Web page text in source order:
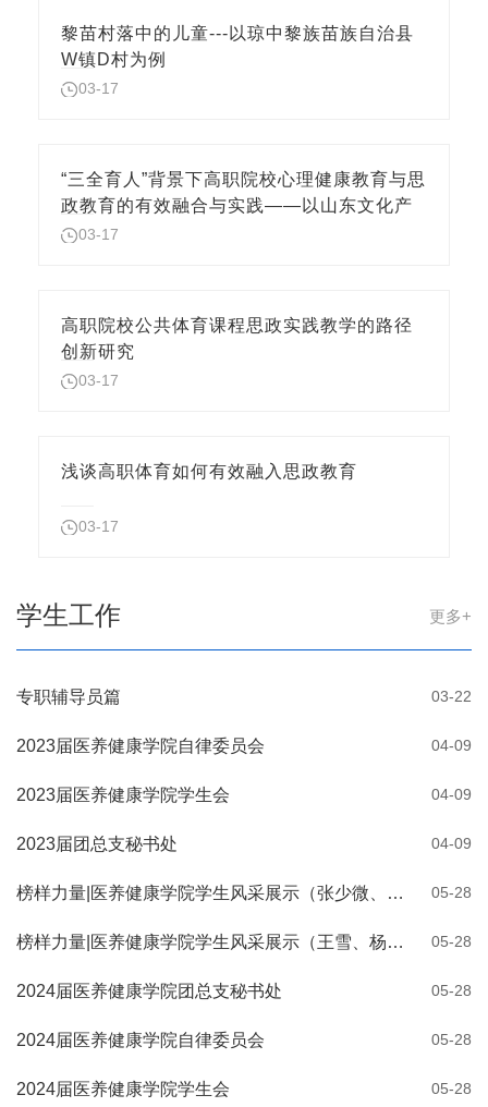
黎苗村落中的儿童---以琼中黎族苗族自治县
W镇D村为例
03-17
“三全育人”背景下高职院校心理健康教育与思
政教育的有效融合与实践——以山东文化产
业职业学院为例
03-17
高职院校公共体育课程思政实践教学的路径
创新研究
03-17
浅谈高职体育如何有效融入思政教育
03-17
更多+
学生工作
03-22
专职辅导员篇
04-09
2023届医养健康学院自律委员会
04-09
2023届医养健康学院学生会
04-09
2023届团总支秘书处
05-28
榜样力量|医养健康学院学生风采展示（张少微、刘荣霞）
05-28
榜样力量|医养健康学院学生风采展示（王雪、杨泽旭、张珈语）
05-28
2024届医养健康学院团总支秘书处
05-28
2024届医养健康学院自律委员会
05-28
2024届医养健康学院学生会